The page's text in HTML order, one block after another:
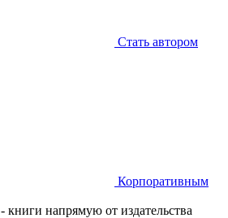
Стать автором
Корпоративным
- книги напрямую от издательства